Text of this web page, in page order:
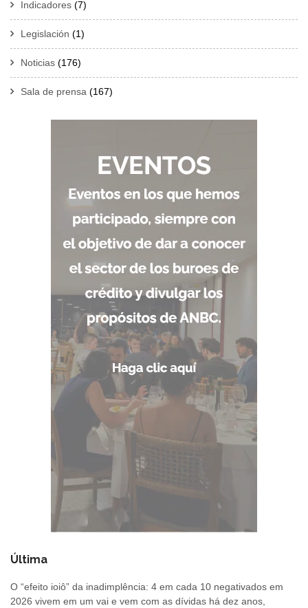
Indicadores (7)
Legislación (1)
Noticias (176)
Sala de prensa (167)
Última
O “efeito ioiô” da inadimplência: 4 em cada 10 negativados em
2026 vivem em um vai e vem com as dívidas há dez anos,